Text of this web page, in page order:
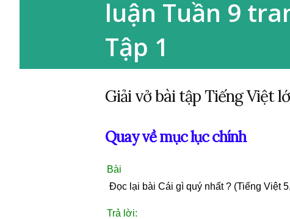
luận Tuần 9
Tập 1
Giải vở bài tập Tiếng Việt
Quay về mục lục chính
Đọc lại bài Cái gì quý nhất ? (Tiếng Việt
Trả lời: